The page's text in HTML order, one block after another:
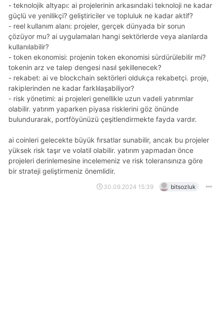
- teknolojik altyapı: ai projelerinin arkasındaki teknoloji ne kadar
güçlü ve yenilikçi? geliştiriciler ve topluluk ne kadar aktif?
- reel kullanım alanı: projeler, gerçek dünyada bir sorun
çözüyor mu? ai uygulamaları hangi sektörlerde veya alanlarda
kullanılabilir?
- token ekonomisi: projenin token ekonomisi sürdürülebilir mi?
tokenin arz ve talep dengesi nasıl şekillenecek?
- rekabet: ai ve blockchain sektörleri oldukça rekabetçi. proje,
rakiplerinden ne kadar farklılaşabiliyor?
- risk yönetimi: ai projeleri genellikle uzun vadeli yatırımlar
olabilir. yatırım yaparken piyasa risklerini göz önünde
bulundurarak, portföyünüzü çeşitlendirmekte fayda vardır.
ai coinleri gelecekte büyük fırsatlar sunabilir, ancak bu projeler
yüksek risk taşır ve volatil olabilir. yatırım yapmadan önce
projeleri derinlemesine incelemeniz ve risk toleransınıza göre
bir strateji geliştirmeniz önemlidir.
30.09.2024 15:39 bitsozluk